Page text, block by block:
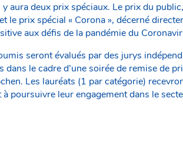
y aura deux prix spéciaux. Le prix du
le prix spécial « Corona », décerné
aux défis de la pandémie du
seront évalués par des jurys
dans le cadre d’une soirée de remise de
Les lauréats (1 par catégorie)
poursuivre leur engagement dans le